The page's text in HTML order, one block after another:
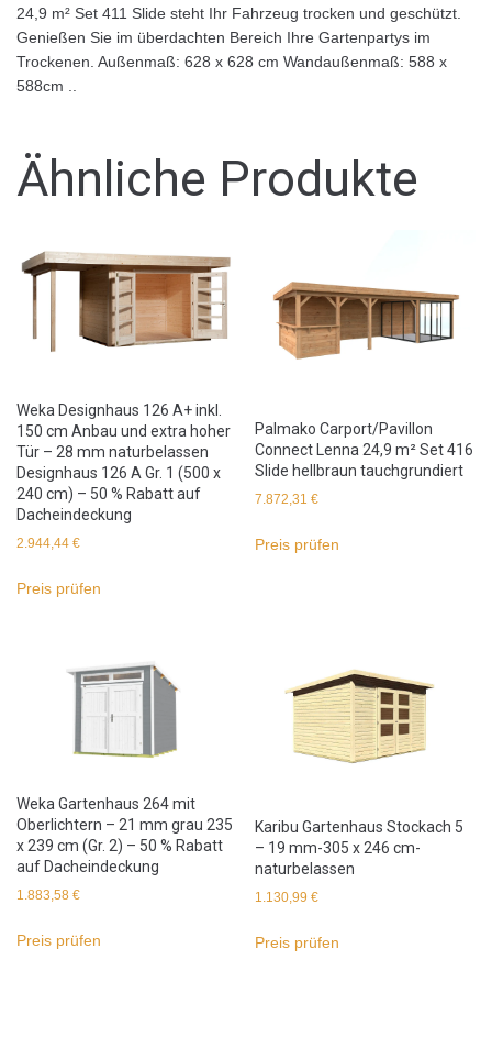
24,9 m² Set 411 Slide steht Ihr Fahrzeug trocken und geschützt.
Genießen Sie im überdachten Bereich Ihre Gartenpartys im
Trockenen. Außenmaß: 628 x 628 cm Wandaußenmaß: 588 x
588cm ..
Ähnliche Produkte
Weka Designhaus 126 A+ inkl.
150 cm Anbau und extra hoher
Tür – 28 mm naturbelassen
Designhaus 126 A Gr. 1 (500 x
240 cm) – 50 % Rabatt auf
Dacheindeckung
2.944,44 €
Preis prüfen
Palmako Carport/Pavillon
Connect Lenna 24,9 m² Set 416
Slide hellbraun tauchgrundiert
7.872,31€
Preis prüfen
Weka Gartenhaus 264 mit
Oberlichtern – 21 mm grau 235
x 239 cm (Gr. 2) – 50 % Rabatt
auf Dacheindeckung
1.883,58 €
Preis prüfen
Karibu Gartenhaus Stockach 5
– 19 mm-305 x 246 cm-
naturbelassen
1.130,99€
Preis prüfen